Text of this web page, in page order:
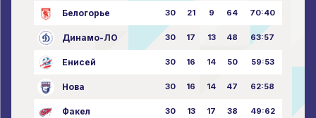
Белогорье 30 21 9 64 70:40
Динамо-ЛО 30 17 13 48 63:57
Енисей 30 16 14 50 59:53
Нова 30 16 14 47 62:58
Факел 30 13 17 38 49:62